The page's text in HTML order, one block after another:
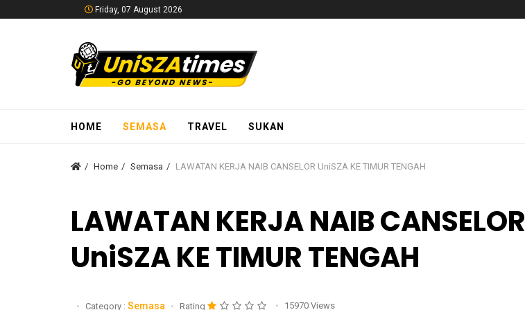
Friday, 07 August 2026
HOME SEMASA TRAVEL SUKAN
Home Semasa LAWATAN KERJA NAIB CANSELOR UniSZA KE TIMUR TENGAH
LAWATAN KERJA NAIB CANSELOR
UniSZA KE TIMUR TENGAH
Category : Semasa Rating 15970 Views